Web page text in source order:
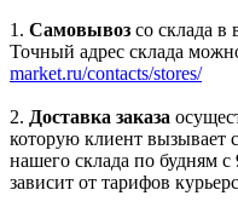
1. Самовывоз со склада в
Точный адрес склада
market.ru/contacts/stores/
2. Доставка заказа
которую клиент вызывает
нашего склада по будням
зависит от тарифов